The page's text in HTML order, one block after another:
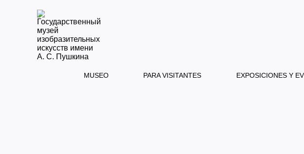
MUSEO PARA VISITANTES EXPOSICIONES Y